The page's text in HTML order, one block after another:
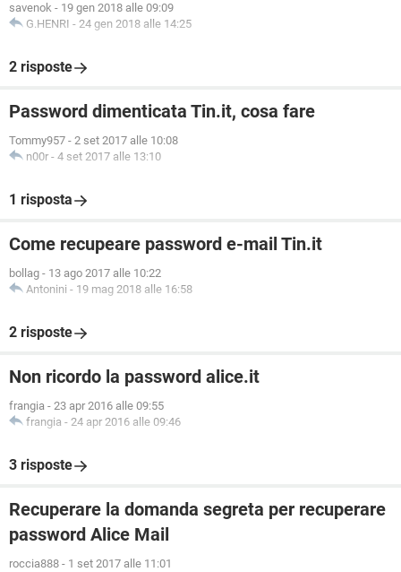
savenok - 19 gen 2018 alle 09:09
G.HENRI - 24 gen 2018 alle 14:25
2 risposte
Password dimenticata Tin.it, cosa fare
Tommy957 - 2 set 2017 alle 10:08
n00r - 4 set 2017 alle 13:10
1 risposta
Come recupeare password e-mail Tin.it
bollag - 13 ago 2017 alle 10:22
Antonini - 19 mag 2018 alle 16:58
2 risposte
Non ricordo la password alice.it
frangia - 23 apr 2016 alle 09:55
frangia - 24 apr 2016 alle 09:46
3 risposte
Recuperare la domanda segreta per recuperare
password Alice Mail
roccia888 - 1 set 2017 alle 11:01